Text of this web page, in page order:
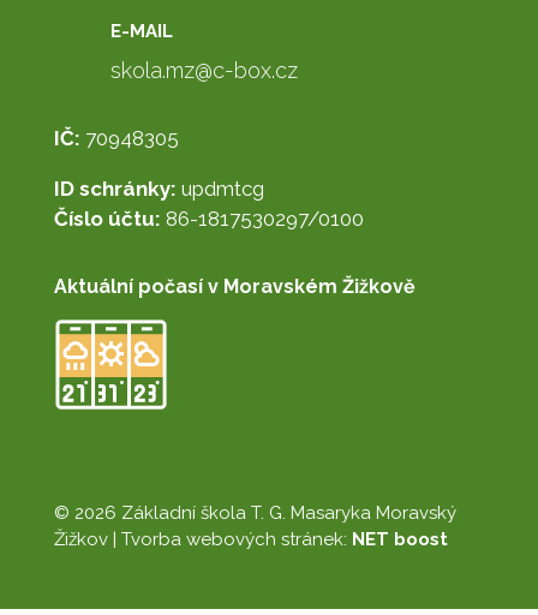
E-MAIL
skola.mz@c-box.cz
IČ: 70948305
ID schránky: updmtcg
Číslo účtu: 86-1817530297/0100
Aktuální počasí v Moravském Žižkově
© 2026 Základní škola T. G. Masaryka Moravský
Žižkov | Tvorba webových stránek: NET boost